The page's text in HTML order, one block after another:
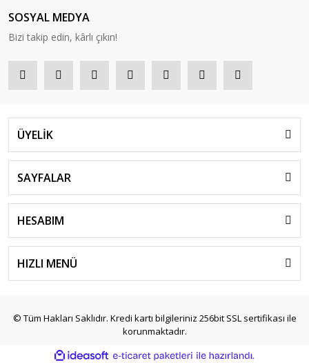
SOSYAL MEDYA
Bizi takip edin, kârlı çıkın!
ÜYELİK
SAYFALAR
HESABIM
HIZLI MENÜ
© Tüm Hakları Saklıdır. Kredi kartı bilgileriniz 256bit SSL sertifikası ile
korunmaktadır.
ideasoft e-